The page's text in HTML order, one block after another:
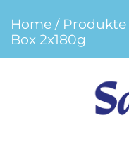
Home / Produkte
Box 2x180g